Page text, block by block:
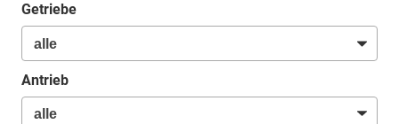
Getriebe
Antrieb